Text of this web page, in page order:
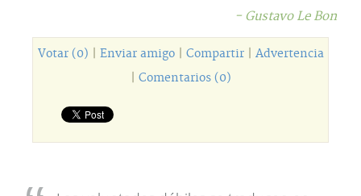
- Gustavo Le Bon
Votar (0) Enviar amigo| Compartir| Advertencia
Comentarios (0)